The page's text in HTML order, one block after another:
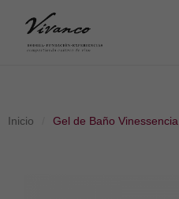
Inicio Gel de Baño Vinessencia